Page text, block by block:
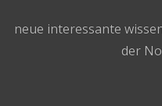
neue interessante
der